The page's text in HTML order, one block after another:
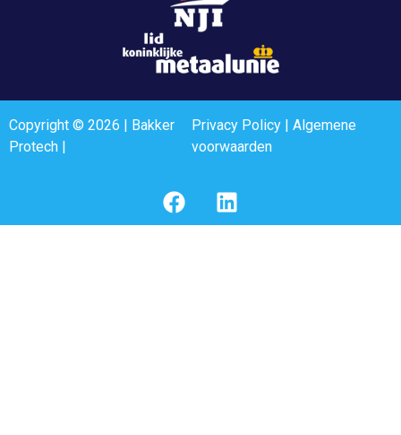
Copyright © 2026 | Bakker
Protech |
Privacy Policy| Algemene
voorwaarden